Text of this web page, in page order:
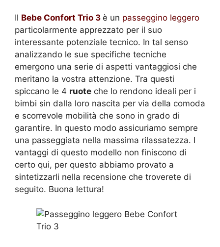
Il Bebe Confort Trio 3 è un passeggino leggero
particolarmente apprezzato per il suo
interessante potenziale tecnico. In tal senso
analizzando le sue specifiche tecniche
emergono una serie di aspetti vantaggiosi che
meritano la vostra attenzione. Tra questi
spiccano le 4 ruote che lo rendono ideali per i
bimbi sin dalla loro nascita per via della comoda
e scorrevole mobilità che sono in grado di
garantire. In questo modo assicuriamo sempre
una passeggiata nella massima rilassatezza. I
vantaggi di questo modello non finiscono di
certo qui, per questo abbiamo provato a
sintetizzarli nella recensione che troverete di
seguito. Buona lettura!